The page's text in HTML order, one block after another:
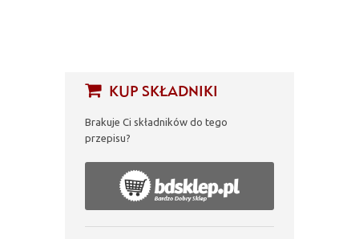
KUP SKŁADNIKI
Brakuje Ci składników do tego
przepisu?